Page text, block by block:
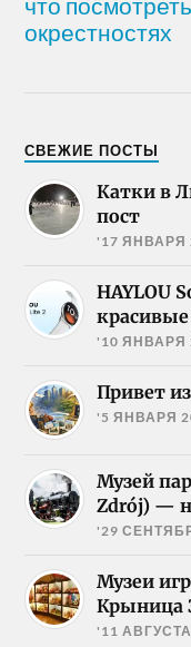
что
окрестностях
СВЕЖИЕ ПОСТЫ
Катки в
пост
'17 ЯНВАРЯ
HAYLOU
'10 ЯНВАРЯ
Привет
'5 ЯНВАРЯ
Музей
Zdrój) —
'29
Музеи
Крыница
'11